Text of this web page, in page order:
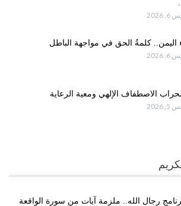
اليمن.. كلمةُ الحق في مواجهة الباطل
الاصطفاف الإلهي ومعية الرعاية
رجال الله.. ملزمة آيات من سورة الواقعة